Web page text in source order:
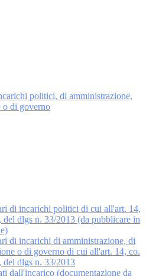
politici, di amministrazione,
o di governo
di incarichi politici di cui all'art. 14,
del dlgs n. 33/2013 (da pubblicare in
di incarichi di amministrazione, di
o di governo di cui all'art. 14, co.
del dlgs n. 33/2013
dall'incarico (documentazione da